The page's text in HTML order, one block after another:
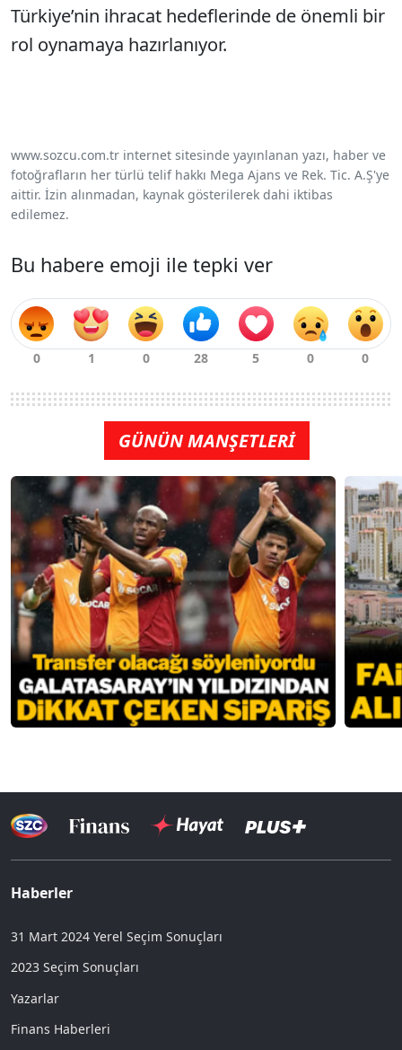
Türkiye’nin ihracat hedeflerinde de önemli bir
rol oynamaya hazırlanıyor.
www.sozcu.com.tr internet sitesinde yayınlanan yazı, haber ve
fotoğrafların her türlü telif hakkı Mega Ajans ve Rek. Tic. A.Ş'ye
aittir. İzin alınmadan, kaynak gösterilerek dahi iktibas
edilemez.
Bu habere emoji ile tepki ver
GÜNÜN MANŞETLERİ
Haberler
31 Mart 2024 Yerel Seçim Sonuçları
2023 Seçim Sonuçları
Yazarlar
Finans Haberleri